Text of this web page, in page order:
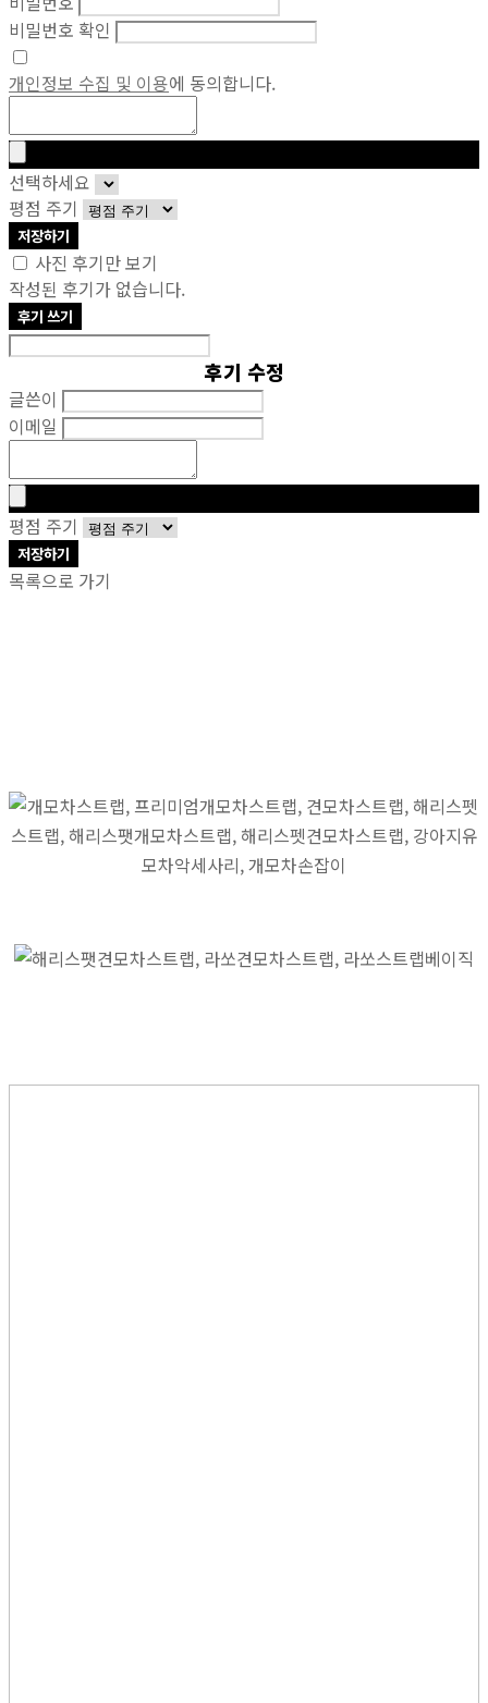
비밀번호 확인
개인정보 수집 및 이용에 동의합니다.
선택하세요
평점 주기
저장하기
사진 후기만 보기
작성된 후기가 없습니다.
후기 쓰기
후기 수정
글쓴이
이메일
평점 주기
저장하기
목록으로 가기